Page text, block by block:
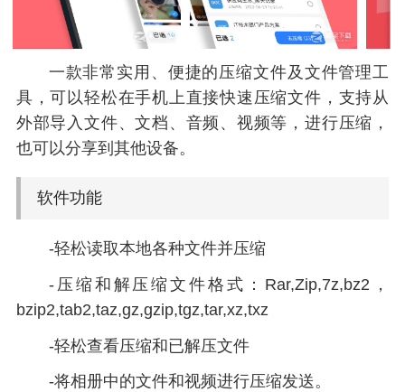
一款非常实用、便捷的压缩文件及文件管理工
具，可以轻松在手机上直接快速压缩文件，支持从
外部导入文件、文档、音频、视频等，进行压缩，
也可以分享到其他设备。
软件功能
-轻松读取本地各种文件并压缩
-压缩和解压缩文件格式：Rar,Zip,7z,bz2，
bzip2,tab2,taz,gz,gzip,tgz,tar,xz,txz
-轻松查看压缩和已解压文件
-将相册中的文件和视频进行压缩发送。